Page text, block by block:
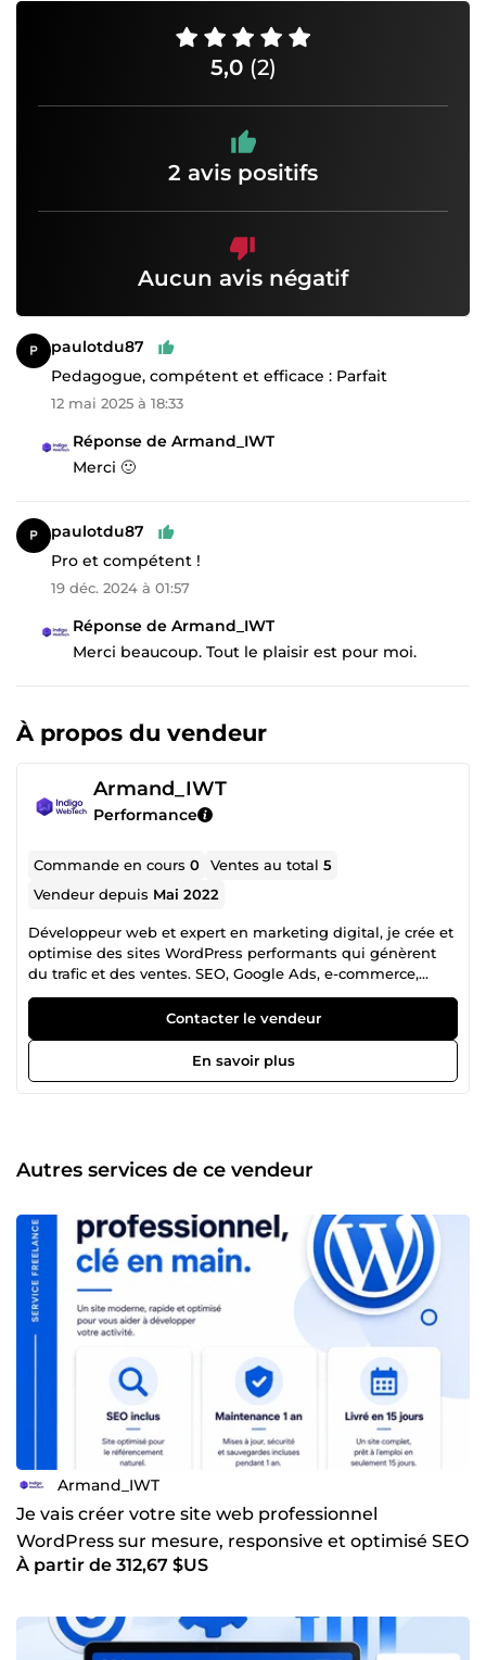
5,0 (2)
2 avis positifs
Aucun avis négatif
paulotdu87
Pedagogue, compétent et efficace : Parfait
12 mai 2025 à 18:33
Réponse de Armand_IWT
Merci 🙂
paulotdu87
Pro et compétent !
19 déc. 2024 à 01:57
Réponse de Armand_IWT
Merci beaucoup. Tout le plaisir est pour moi.
À propos du vendeur
Armand_IWT
Performance
Commande en cours0 Ventes au total5
Vendeur depuis Mai 2022
Développeur web et expert en marketing digital, je crée et
optimise des sites WordPress performants qui génèrent
du trafic et des ventes. SEO, Google Ads, e-commerce,
rédaction web : je pilote votre présence en ligne de A à Z.
À la tête d'une agence informatique, j'apporte une
expertise terrain que les freelances solo ne peuvent pas
Contacter le vendeur
En savoir plus
Autres services de ce vendeur
Armand_IWT
Je vais créer votre site web professionnel
WordPress sur mesure, responsive et optimisé SEO
À partir de 312,67 $US